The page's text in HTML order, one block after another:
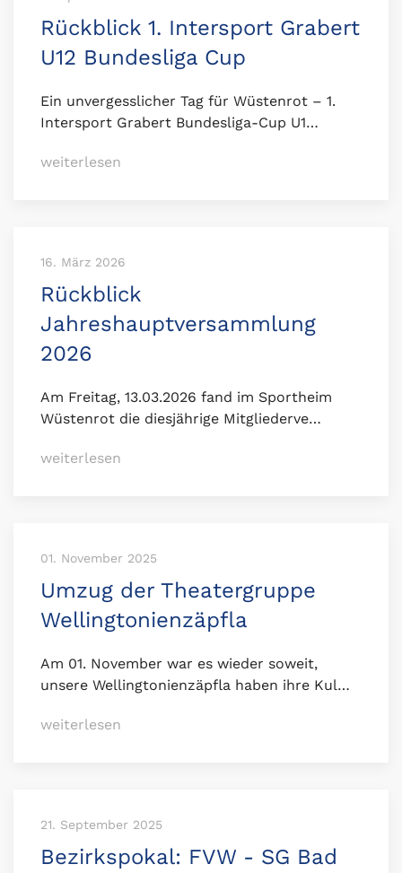
Rückblick 1. Intersport Grabert
U12 Bundesliga Cup
Ein unvergesslicher Tag für Wüstenrot – 1.
Intersport Grabert Bundesliga-Cup U1…
weiterlesen
16. März 2026
Rückblick
Jahreshauptversammlung
2026
Am Freitag, 13.03.2026 fand im Sportheim
Wüstenrot die diesjährige Mitgliederve…
weiterlesen
01. November 2025
Umzug der Theatergruppe
Wellingtonienzäpfla
Am 01. November war es wieder soweit,
unsere Wellingtonienzäpfla haben ihre Kul…
weiterlesen
21. September 2025
Bezirkspokal: FVW - SG Bad